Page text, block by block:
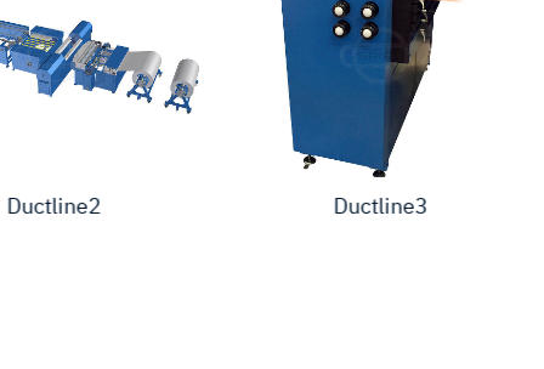
Ductline2 Ductline3